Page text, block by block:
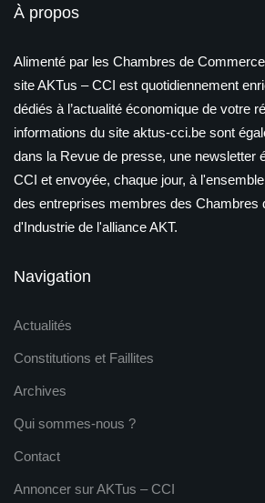
À propos
Alimenté par les Chambres de
site AKTus – CCI est quotidiennement
dédiés à l’actualité économique de votre
informations du site aktus-cci.be sont
dans la Revue de presse, une newsletter
CCI et envoyée, chaque jour, à
des entreprises membres des Chambres
d'Industrie de l'alliance AKT.
Navigation
Actualités
Constitutions et Faillites
Archives
Qui sommes-nous ?
Contact
Annoncer sur AKTus – CCI